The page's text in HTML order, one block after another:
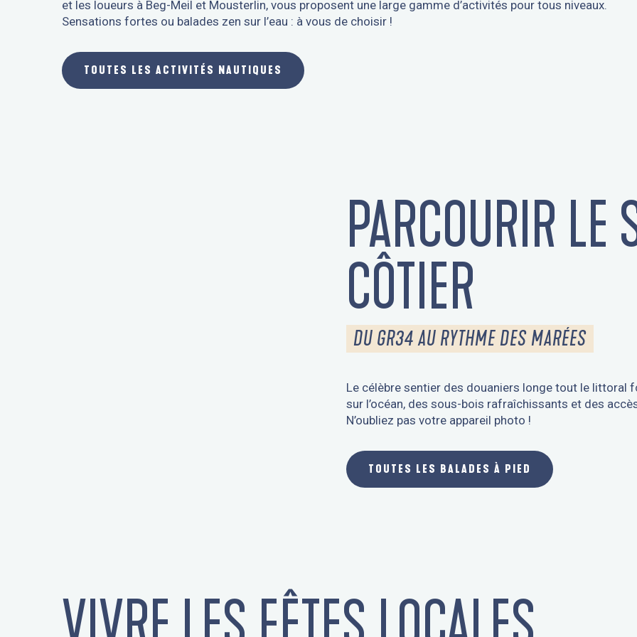
et les loueurs à Beg-Meil et Mousterlin, vous proposent une large gamme d’activités pour tous niveaux.
Sensations fortes ou balades zen sur l’eau : à vous de choisir !
TOUTES LES ACTIVITÉS NAUTIQUES
PARCOURIR LE
CÔTIER
DU GR34 AU RYTHME DES MARÉES
Le célèbre sentier des douaniers longe tout le littoral
sur l’océan, des sous-bois rafraîchissants et des
N’oubliez pas votre appareil photo !
TOUTES LES BALADES À PIED